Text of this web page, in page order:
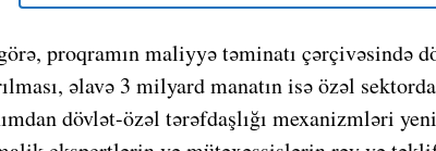
proqramın maliyyə təminatı çərçivəsində
əlavə 3 milyard manatın isə özəl
dövlət-özəl tərəfdaşlığı mexanizmləri